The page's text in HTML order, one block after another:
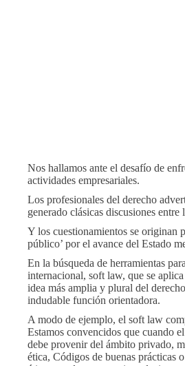
Nos hallamos ante el desafío de
actividades empresariales.
Los profesionales del derecho
generado clásicas discusiones
Y los cuestionamientos se originan
público’ por el avance del Estado
En la búsqueda de herramientas
internacional, soft law, que se
idea más amplia y plural del
indudable función orientadora.
A modo de ejemplo, el soft law
Estamos convencidos que cuando
debe provenir del ámbito privado,
ética, Códigos de buenas prácticas